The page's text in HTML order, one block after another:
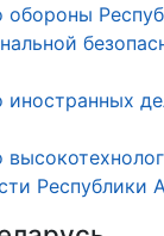
обороны
Республики